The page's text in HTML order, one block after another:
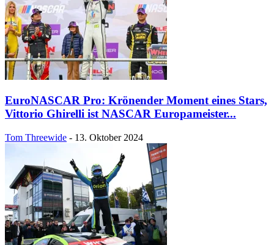
EuroNASCAR Pro: Krönender Moment eines Stars,
Vittorio Ghirelli ist NASCAR Europameister...
Tom Threewide - 13. Oktober 2024